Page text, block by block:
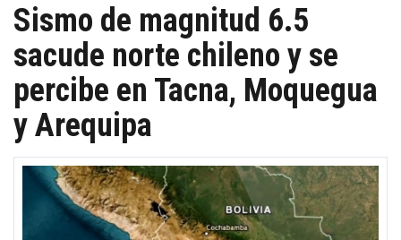
Sismo de magnitud 6.5
sacude norte chileno y se
percibe en Tacna, Moquegua
y Arequipa